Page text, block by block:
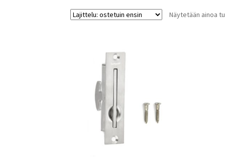
Näytetään ainoa